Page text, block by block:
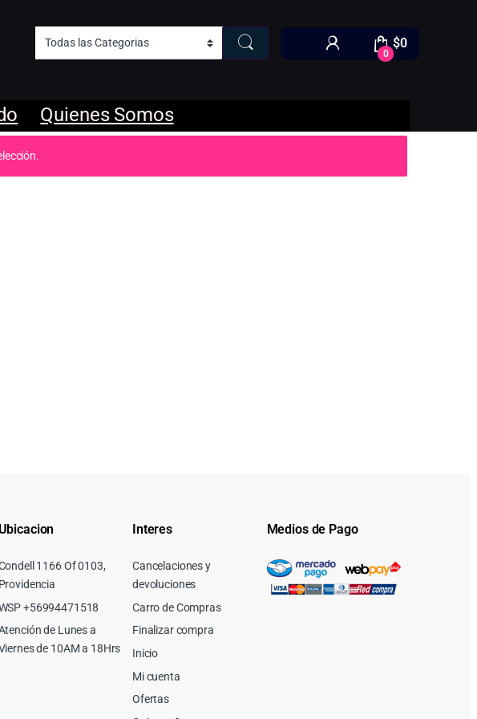
0
$0
Quienes Somos
Ubicacion
1166 Of 0103,
Providencia
+56994471518
de Lunes a
de 10AM a 18Hrs
Interes
Cancelaciones y
devoluciones
Carro de Compras
Finalizar compra
Inicio
Mi cuenta
Ofertas
Medios de Pago